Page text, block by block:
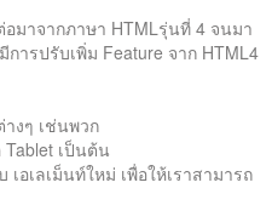
าจากภาษา HTMLรุ่นที่ 4 จนมา
ารปรับเพิ่ม Feature จาก HTML4
งๆ เช่นพวก
Tablet เป็นต้น
อเลเม็นท์ใหม่ เพื่อให้เราสามารถ